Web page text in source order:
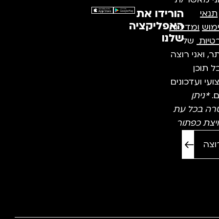
תנאי
ומדיניות
של
ואני רוצה
תוכן
ועדכונים
*ניתן
בכל עת
כפתור
הורידו את
האפליקציה
שלנו